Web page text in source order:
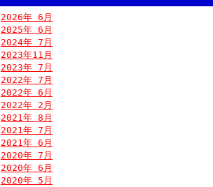
2026年 6月
2025年 6月
2024年 7月
2023年11月
2023年 7月
2022年 7月
2022年 6月
2022年 2月
2021年 8月
2021年 7月
2021年 6月
2020年 7月
2020年 6月
2020年 5月